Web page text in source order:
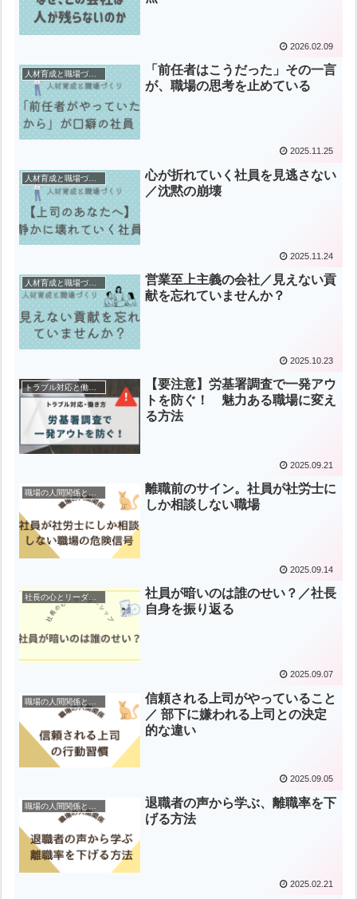
2026.02.09
人材育成と職場づくり
「前任者はこうだった」その一言
が、職場の思考を止めている
2025.11.25
人材育成と職場づくり
心が折れていく社員を見逃さない
／沈黙の崩壊
2025.11.24
人材育成と職場づくり
営業至上主義の会社／見えない貢
献を忘れていませんか？
2025.10.23
トラブル対応と働き方の知恵
【要注意】労基署調査で一発アウ
トを防ぐ！ 魅力ある職場に変え
る方法
2025.09.21
離職前のサイン。社員が社労士に
しか相談しない職場
2025.09.14
社長の心とリーダーシップ
社員が暗いのは誰のせい？／社長
自身を振り返る
2025.09.07
信頼される上司がやっていること
／ 部下に嫌われる上司との決定
的な違い
2025.09.05
退職者の声から学ぶ、離職率を下
げる方法
2025.02.21